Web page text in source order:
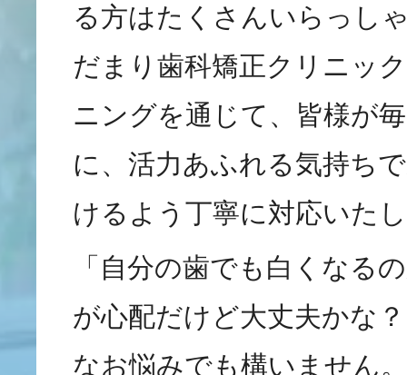
る方はたくさんいらっし
だまり歯科矯正クリニッ
ニングを通じて、皆様が
に、活力あふれる気持ち
けるよう丁寧に対応いた
「自分の歯でも白くなる
が心配だけど大丈夫かな
なお悩みでも構いません